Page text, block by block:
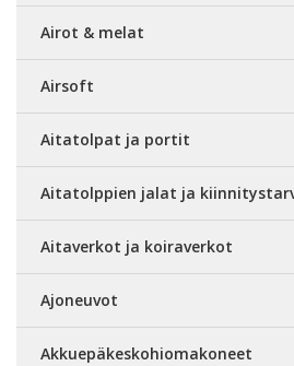
Airot & melat
Airsoft
Aitatolpat ja portit
Aitatolppien jalat ja
Aitaverkot ja koiraverkot
Ajoneuvot
Akkuepäkeskohiomakoneet